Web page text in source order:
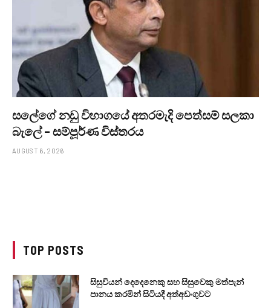
සලේගේ නඩු විභාගයේ අතරමැදි පෙත්සම් සලකා
බැලේ – සම්පූර්ණ විස්තරය
AUGUST 6, 2026
TOP POSTS
සිසුවියන් දෙදෙනෙකු සහ සිසුවෙකු මත්පැන්
පානය කරමින් සිටියදී අත්අඩංගුවට